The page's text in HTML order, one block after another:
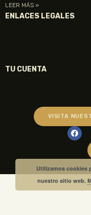
LEER MÁS »
ENLACES LEGALES
TU CUENTA
VISITA
Utilizamos cookies
nuestro sitio web.